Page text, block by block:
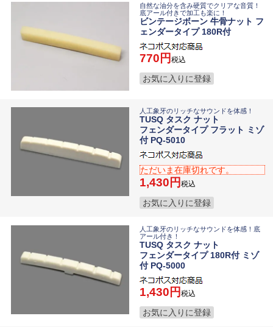
自然な油分を含み硬質でクリアな音質！
底アール付きで加工も楽に！
ビンテージボーン 牛骨ナット フ
ェンダータイプ 180R付
770 税込
お気に入りに登録
人工象牙のリッチなサウンドを体感！
TUSQ タスク ナット
フェンダータイプ フラット ミゾ
付 PQ-5010
ただいま在庫切れです。
1,430 税込
お気に入りに登録
人工象牙のリッチなサウンドを体感！底
アール付き！
TUSQ タスク ナット
フェンダータイプ 180R付 ミゾ
付 PQ-5000
1,430 税込
お気に入りに登録